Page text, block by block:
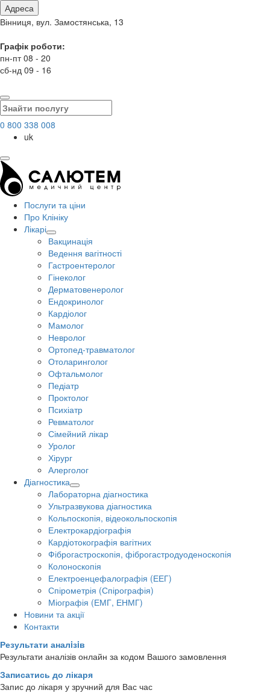
Адреса
Вінниця, вул. Замостянська, 13
Графік роботи:
пн-пт 08 - 20
сб-нд 09 - 16
0 800 338 008
uk
Послуги та ціни
Про Клініку
Лікарі
Вакцинація
Ведення вагітності
Гастроентеролог
Гінеколог
Дерматовенеролог
Ендокринолог
Кардіолог
Мамолог
Невролог
Ортопед-травматолог
Отоларинголог
Офтальмолог
Педіатр
Проктолог
Психіатр
Ревматолог
Сімейний лікар
Уролог
Хірург
Алерголог
Діагностика
Лабораторна діагностика
Ультразвукова діагностика
Кольпоскопія, відеокольпоскопія
Електрокардіографія
Кардіотокографія вагітних
Фіброгастроскопія, фіброгастродуоденоскопія
Колоноскопія
Електроенцефалографія (ЕЕГ)
Спірометрія (Спірографія)
Міографія (ЕМГ, ЕНМГ)
Новини та акції
Контакти
Результати аналiзiв
Результати аналізів онлайн за кодом Вашого замовлення
Записатись до лікаря
Запис до лікаря у зручний для Вас час